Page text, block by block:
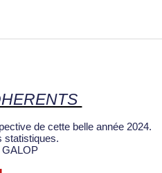
de cette belle année 2024.
statistiques.
GALOP